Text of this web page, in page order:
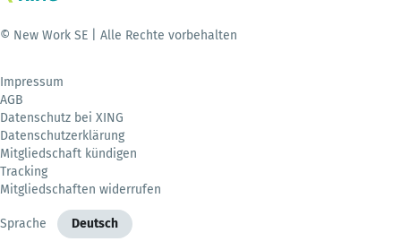
© New Work SE | Alle Rechte vorbehalten
Impressum
AGB
Datenschutz bei XING
Datenschutzerklärung
Mitgliedschaft kündigen
Tracking
Mitgliedschaften widerrufen
Sprache Deutsch